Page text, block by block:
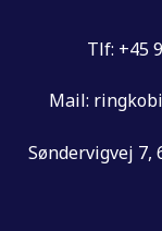
Tlf: +45
Mail:
Søndervigvej 7,